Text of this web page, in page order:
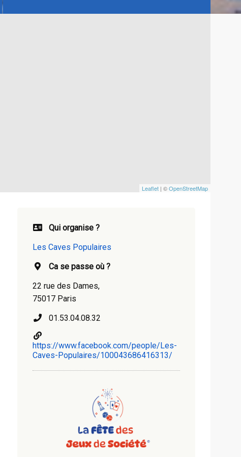
Leaflet | ©OpenStreetMap
Qui organise ?
Les Caves Populaires
Ca se passe où ?
22 rue des Dames,
75017 Paris
01.53.04.08.32
https://www.facebook.com/people/Les-
Caves-Populaires/100043686416313/